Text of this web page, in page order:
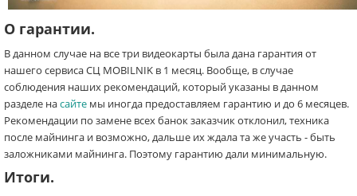
О гарантии.
В данном случае на все три видеокарты была дана гарантия от
нашего сервиса СЦ MOBILNIK в 1 месяц. Вообще, в случае
соблюдения наших рекомендаций, который указаны в данном
разделе насайте мы иногда предоставляем гарантию и до 6 месяцев.
Рекомендации по замене всех банок заказчик отклонил, техника
после майнинга и возможно, дальше их ждала та же участь - быть
заложниками майнинга. Поэтому гарантию дали минимальную.
Итоги.